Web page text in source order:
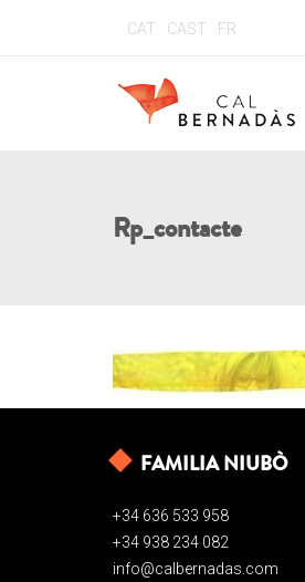
CAT CAST FR
Rp_contacte
FAMILIA NIUBÒ
+34 636 533 958
+34 938 234 082
info@calbernadas.com